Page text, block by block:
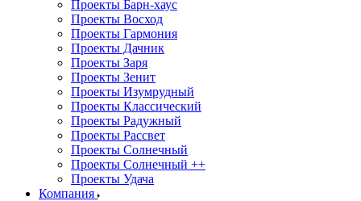
Проекты Барн-хаус
Проекты Восход
Проекты Гармония
Проекты Дачник
Проекты Заря
Проекты Зенит
Проекты Изумрудный
Проекты Классический
Проекты Радужный
Проекты Рассвет
Проекты Солнечный
Проекты Солнечный ++
Проекты Удача
Компания